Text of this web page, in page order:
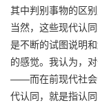
其中判别事物的区
当然，这些现代认
是不断的试图说明
的感觉。我认为，
——而在前现代社会
代认同，就是指认